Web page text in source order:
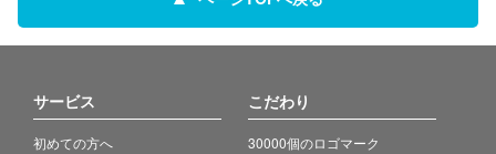
サービス
初めての方へ
こだわり
30000個のロゴマーク